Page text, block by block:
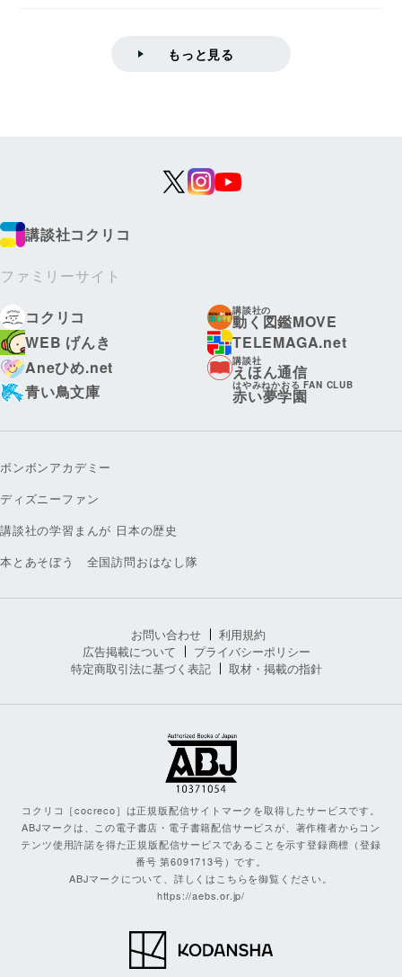
もっと見る
講談社コクリコ
ファミリーサイト
コクリコ
講談社の
動く図鑑MOVE
WEB げんき
TELEMAGA.net
Aneひめ.net
講談社
えほん通信
青い鳥文庫
はやみねかおる FAN CLUB
赤い夢学園
ボンボンアカデミー
ディズニーファン
講談社の学習まんが 日本の歴史
本とあそぼう 全国訪問おはなし隊
お問い合わせ
利用規約
広告掲載について
プライバシーポリシー
特定商取引法に基づく表記
取材・掲載の指針
コクリコ［cocreco］は正規版配信サイトマークを取得したサービスです。
ABJマークは、この電子書店・電子書籍配信サービスが、著作権者からコン
テンツ使用許諾を得た正規版配信サービスであることを示す登録商標（登録
番号 第6091713号）です。
ABJマークについて、詳しくはこちらを御覧ください。
https://aebs.or.jp/